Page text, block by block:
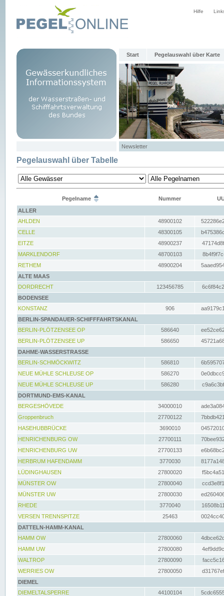
Hilfe
Start Pegelauswahl über Karte
Newsletter
Pegelauswahl über Tabelle
Pegelname Nummer
ALLER
AHLDEN
48900102
CELLE
48300105
EITZE
48900237
MARKLENDORF
48700103
RETHEM
48900204
ALTE MAAS
DORDRECHT
123456785
BODENSEE
KONSTANZ
906
BERLIN-SPANDAUER-SCHIFFFAHRTSKANAL
BERLIN-PLÖTZENSEE OP
586640
BERLIN-PLÖTZENSEE UP
586650
DAHME-WASSERSTRASSE
BERLIN-SCHMÖCKWITZ
586810
NEUE MÜHLE SCHLEUSE OP
586270
NEUE MÜHLE SCHLEUSE UP
586280
DORTMUND-EMS-KANAL
BERGESHÖVEDE
34000010
Groppenbruch
27700122
HASEHUBBRÜCKE
3690010
HENRICHENBURG OW
27700111
HENRICHENBURG UW
27700133
HERBRUM HAFENDAMM
3770030
LÜDINGHAUSEN
27800020
MÜNSTER OW
27800040
MÜNSTER UW
27800030
RHEDE
3770040
VERSEN TRENNSPITZE
25463
DATTELN-HAMM-KANAL
HAMM OW
27800060
HAMM UW
27800080
WALTROP
27800090
WERRIES OW
27800050
DIEMEL
DIEMELTALSPERRE
44100104